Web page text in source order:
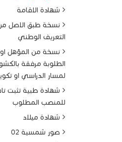
شهادة الاقامة
نسخة طبق الاصل
التعريف الوطني
نسخة من المؤهل
الطلوبة مرفقة
لمسار الدراسي او
شهادة طبية تثبت
للمنصب المطلوب
شهادة ميلاد
صور شمسية 02